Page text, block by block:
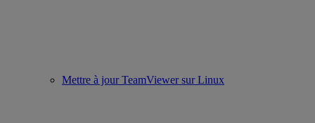
Mettre à jour TeamViewer sur Linux